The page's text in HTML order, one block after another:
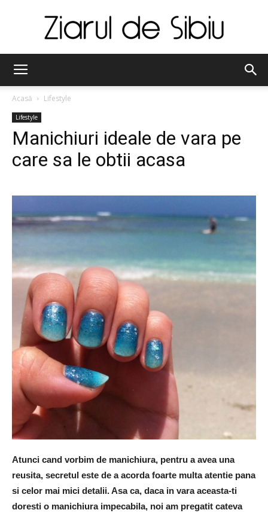
Acasă Lifestyle
Lifestyle
Manichiuri ideale de vara pe
care sa le obtii acasa
Atunci cand vorbim de manichiura, pentru a avea una
reusita, secretul este de a acorda foarte multa atentie pana
si celor mai mici detalii. Asa ca, daca in vara aceasta-ti
doresti o manichiura impecabila, noi am pregatit cateva